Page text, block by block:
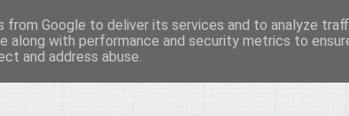
των Τεχνών...
να μιλάμε για τον πολιτισμό, σε κάθε του μορφή
from Google to deliver its services and to analyze
along with performance and security metrics to
and address abuse.